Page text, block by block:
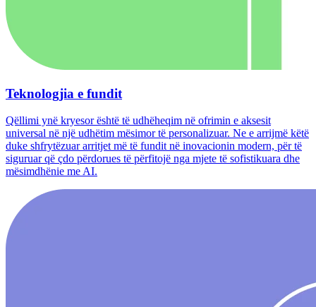
Teknologjia e fundit
Qëllimi ynë kryesor është të udhëheqim në ofrimin e aksesit
universal në një udhëtim mësimor të personalizuar. Ne e arrijmë këtë
duke shfrytëzuar arritjet më të fundit në inovacionin modern, për të
siguruar që çdo përdorues të përfitojë nga mjete të sofistikuara dhe
mësimdhënie me AI.